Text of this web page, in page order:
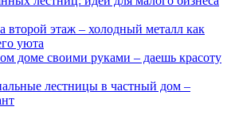
второй этаж – холодный металл как
уюта
доме своими руками – даешь красоту
лестницы в частный дом –